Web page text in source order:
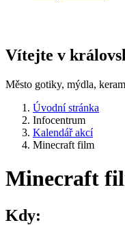
Vítejte v
Město gotiky, mýdla,
Úvodní stránka
Infocentrum
Kalendář akcí
Minecraft film
Minecraft
Kdy: